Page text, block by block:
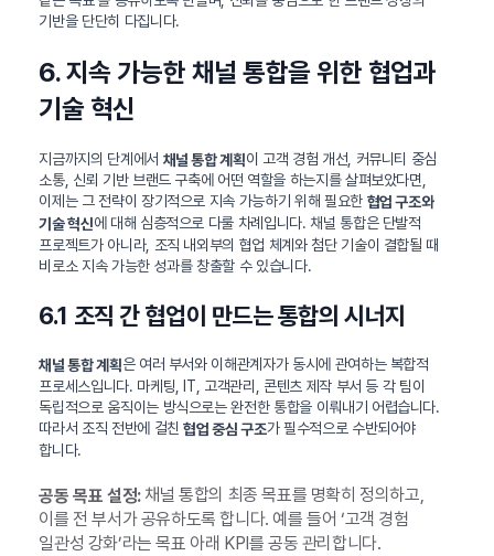
기반을 단단히 다집니다.
6. 지속 가능한 채널 통합을 위한 협업과
기술 혁신
지금까지의 단계에서 채널 통합 계획이 고객 경험 개선, 커뮤니티 중심
소통, 신뢰 기반 브랜드 구축에 어떤 역할을 하는지를 살펴보았다면,
이제는 그 전략이 장기적으로 지속 가능하기 위해 필요한 협업 구조와
기술 혁신에 대해 심층적으로 다룰 차례입니다. 채널 통합은 단발적
프로젝트가 아니라, 조직 내외부의 협업 체계와 첨단 기술이 결합될 때
비로소 지속 가능한 성과를 창출할 수 있습니다.
6.1 조직 간 협업이 만드는 통합의 시너지
채널 통합 계획은 여러 부서와 이해관계자가 동시에 관여하는 복합적
프로세스입니다. 마케팅, IT, 고객관리, 콘텐츠 제작 부서 등 각 팀이
독립적으로 움직이는 방식으로는 완전한 통합을 이뤄내기 어렵습니다.
따라서 조직 전반에 걸친협업 중심 구조가 필수적으로 수반되어야
합니다.
공동 목표 설정:채널 통합의 최종 목표를 명확히 정의하고,
이를 전 부서가 공유하도록 합니다. 예를 들어 ‘고객 경험
일관성 강화’라는 목표 아래 KPI를 공동 관리합니다.